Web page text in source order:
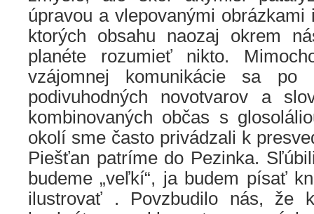
úpravou a vlepovanými obrázkami
ktorých obsahu naozaj okrem
planéte rozumieť nikto.
vzájomnej komunikácie sa po
podivuhodných novotvarov a
kombinovaných občas s
okolí sme často privádzali k
Piešťan patríme do Pezinka.
budeme „veľkí“, ja budem písať
ilustrovať . Povzbudilo nás, že